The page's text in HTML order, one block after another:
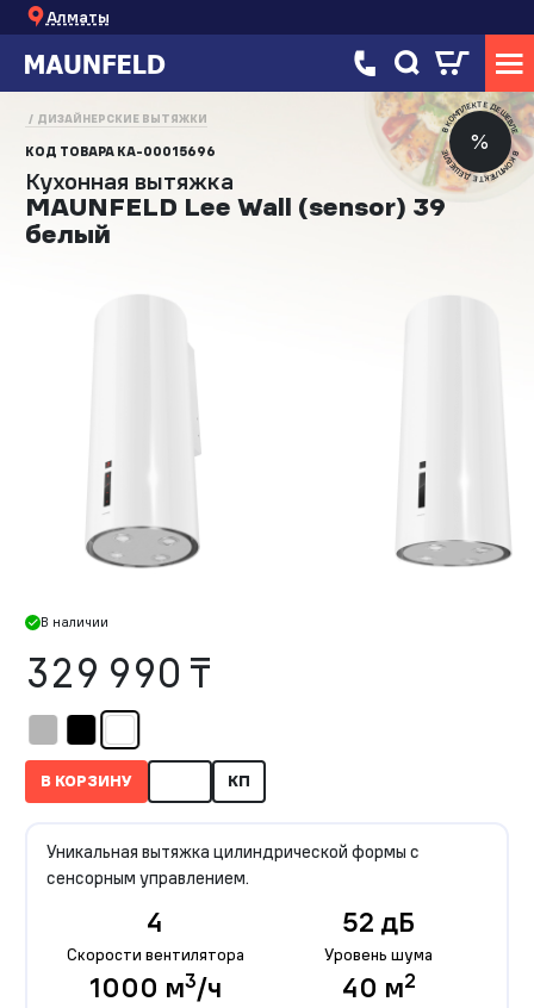
Алматы
%
В КОМПЛЕКТЕ ДЕШЕВЛЕ
В КОМПЛЕКТЕ ДЕШЕВЛЕ
ДИЗАЙНЕРСКИЕ ВЫТЯЖКИ
КОД ТОВАРА КА-00015696
Кухонная вытяжка
MAUNFELD Lee Wall (sensor) 39
белый
В наличии
329 990 ₸
В КОРЗИНУ КП
Уникальная вытяжка цилиндрической формы c
сенсорным управлением.
4
Скорости вентилятора
52 дБ
Уровень шума
1000 м3/ч 40 м2